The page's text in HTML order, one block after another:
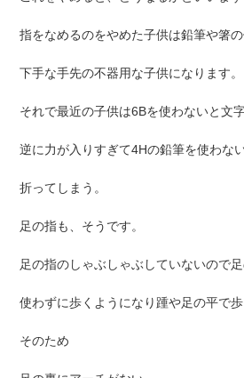
指をなめるのをやめた子供は鉛筆や箸の
下手な手先の不器用な子供になります。
それで最近の子供は6Bを使わないと文
逆に力が入りすぎて4Hの鉛筆を使わな
折ってしまう。
足の指も、そうです。
足の指のしゃぶしゃぶしていないので
使わずに歩くようになり踵や足の平で歩
そのため